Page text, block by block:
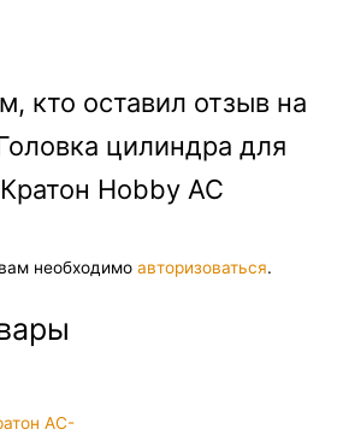
кто оставил отзыв на
цилиндра для
Hobby AC
необходимо авторизоваться.